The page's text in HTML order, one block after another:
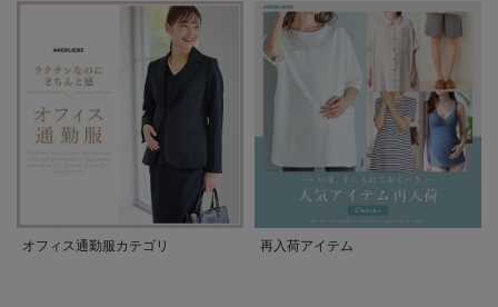
オフィス通勤服カテゴリ 再入荷アイテム